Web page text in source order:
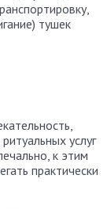
тушек
услуг
к этим
практически